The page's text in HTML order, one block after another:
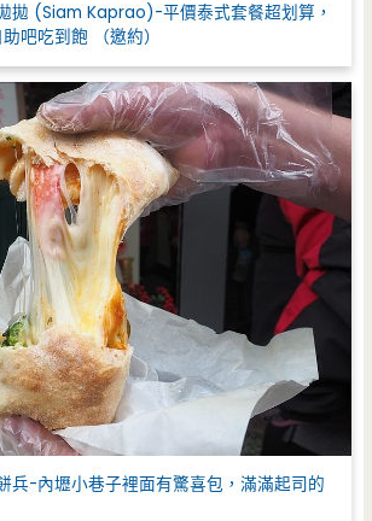
拋 (Siam Kaprao)-平價泰式套餐超划算，
吧吃到飽 （邀約）
兵-內壢小巷子裡面有驚喜包，滿滿起司的